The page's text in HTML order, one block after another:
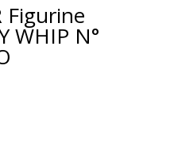
Figurine
WHIP N°